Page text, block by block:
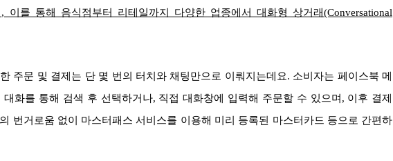
를 통해 음식점부터 리테일까지 다양한 업종에서 대화형 상거래(Conversational
주문 및 결제는 단 몇 번의 터치와 채팅만으로 이뤄지는데요. 소비자는 페이스북 메
화를 통해 검색 후 선택하거나, 직접 대화창에 입력해 주문할 수 있으며, 이후 결제
번거로움 없이 마스터패스 서비스를 이용해 미리 등록된 마스터카드 등으로 간편하